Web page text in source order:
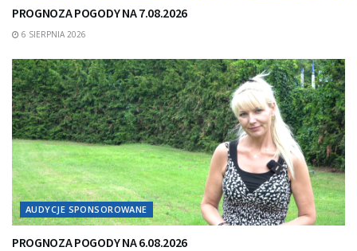
PROGNOZA POGODY NA 7.08.2026
6 SIERPNIA 2026
AUDYCJE SPONSOROWANE
PROGNOZA POGODY NA 6.08.2026